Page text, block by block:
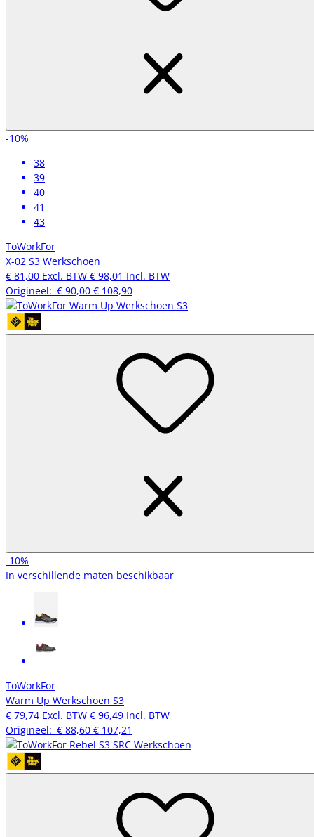
-10%
38
39
40
41
43
ToWorkFor
X-02 S3 Werkschoen
€ 81,00 Excl. BTW € 98,01 Incl. BTW
Origineel: € 90,00 € 108,90
-10%
In verschillende maten beschikbaar
ToWorkFor
Warm Up Werkschoen S3
€ 79,74 Excl. BTW € 96,49 Incl. BTW
Origineel: € 88,60 € 107,21